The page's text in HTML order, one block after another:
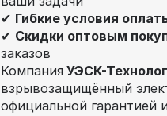
✔ Гибкие условия
✔ Скидки оптовым
заказов
Компания УЭСК-
взрывозащищённый
официальной гарантией